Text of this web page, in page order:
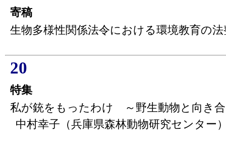
寄稿
生物多様性関係法令における環境教育の
20
特集
私が銃をもったわけ ～野生動物と向き
中村幸子（兵庫県森林動物研究センター